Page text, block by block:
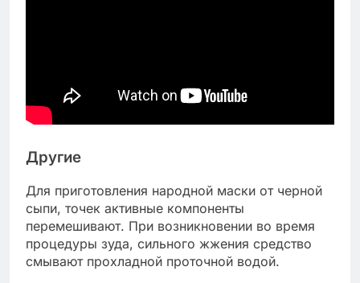
Другие
Для приготовления народной маски от черной
сыпи, точек активные компоненты
перемешивают. При возникновении во время
процедуры зуда, сильного жжения средство
смывают прохладной проточной водой.